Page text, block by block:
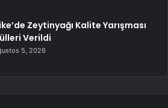
Zeytinyağı Kalite Yarışması
Verildi
5, 2026